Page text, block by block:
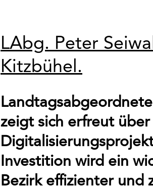
LAbg. Peter
Kitzbühel.
zeigt sich erfreut
Investition wird ein
Bezirk effizienter und